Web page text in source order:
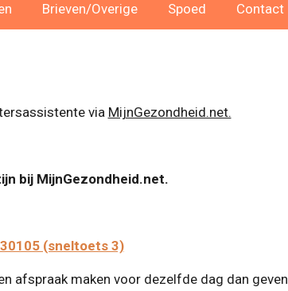
Brieven/Overige Spoed Contact
via MijnGezondheid.net.
bij MijnGezondheid.net.
(sneltoets 3)
afspraak maken voor dezelfde dag dan geven